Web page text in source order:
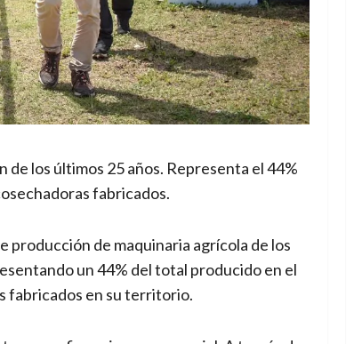
los últimos 25 años. Representa el 44%
fabricados.
producción de maquinaria agrícola de los
un 44% del total producido en el
fabricados en su territorio.